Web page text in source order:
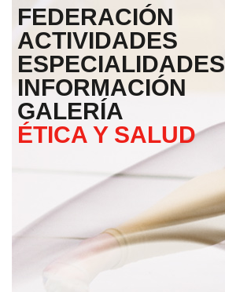
FEDERACIÓN
ACTIVIDADES
ESPECIALIDADES
INFORMACIÓN
GALERÍA
ÉTICA Y SALUD